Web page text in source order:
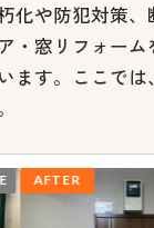
化や防犯対策
・窓リフォー
ます。ここで
AFTER